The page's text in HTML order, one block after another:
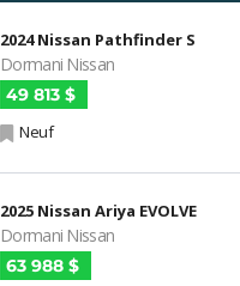
2024 Nissan Pathfinder S
Dormani Nissan
49 813 $
Neuf
2025 Nissan Ariya EVOLVE
Dormani Nissan
63 988 $